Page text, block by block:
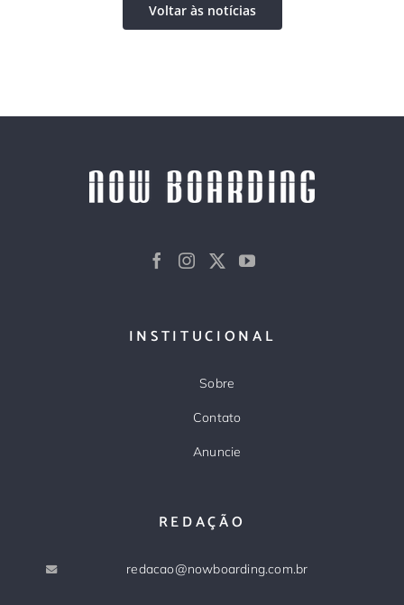
Voltar às notícias
INSTITUCIONAL
Sobre
Contato
Anuncie
REDAÇÃO
redacao@nowboarding.com.br